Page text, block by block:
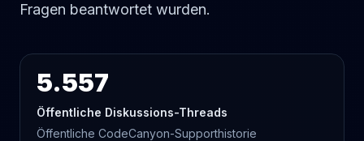
Fragen beantwortet wurden.
5.557
Öffentliche Diskussions-Threads
Öffentliche CodeCanyon-Supporthistorie